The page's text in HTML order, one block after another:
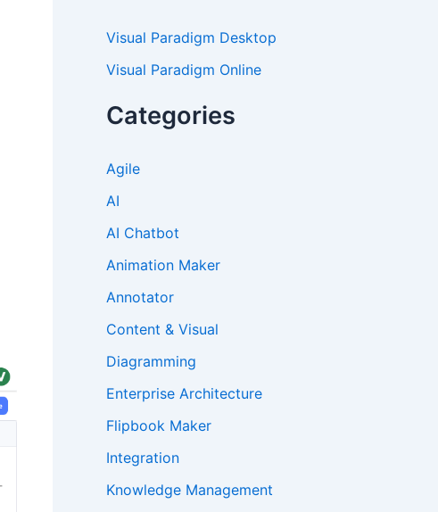
Visual Paradigm Desktop
Visual Paradigm Online
Categories
Agile
AI
AI Chatbot
Animation Maker
Annotator
Content & Visual
Diagramming
Enterprise Architecture
Flipbook Maker
Integration
Knowledge Management